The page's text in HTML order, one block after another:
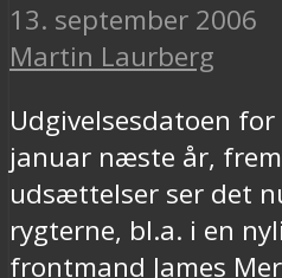
13. september 2006
Martin Laurberg
Udgivelsesdatoen
januar næste år,
udsættelser ser det
rygterne, bl.a. i en
frontmand James